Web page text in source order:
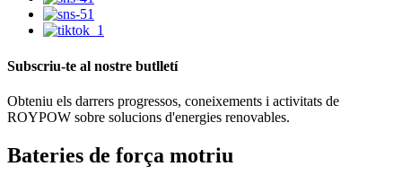
Subscriu-te al nostre butlletí
Obteniu els darrers progressos, coneixements i activitats de
ROYPOW sobre solucions d'energies renovables.
Bateries de força motriu